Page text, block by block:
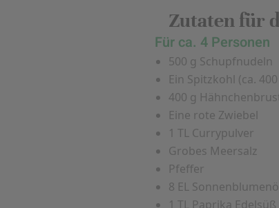
Zutaten für
Für ca. 4 Personen
500 g Schupfnudeln
Ein Spitzkohl (ca.
400 g
Eine rote Zwiebel
1 TL Currypulver
Grobes Meersalz
Pfeffer
8 EL Sonnenblumenöl
1 TL Paprika Edelsüß